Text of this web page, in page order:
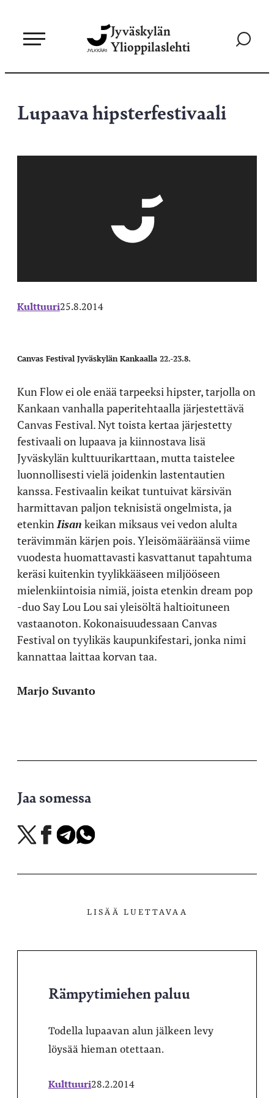
sisältöön
Jyväskylän
Ylioppilaslehti
Siirry
Lupaava hipsterfestivaali
Kulttuuri25.8.2014
Canvas Festival Jyväskylän Kankaalla 22.-23.8.
Kun Flow ei ole enää tarpeeksi hipster, tarjolla on
Kankaan vanhalla paperitehtaalla järjestettävä
Canvas Festival. Nyt toista kertaa järjestetty
festivaali on lupaava ja kiinnostava lisä
Jyväskylän kulttuurikarttaan, mutta taistelee
luonnollisesti vielä joidenkin lastentautien
kanssa. Festivaalin keikat tuntuivat kärsivän
harmittavan paljon teknisistä ongelmista, ja
etenkin Iisan keikan miksaus vei vedon alulta
terävimmän kärjen pois. Yleisömääräänsä viime
vuodesta huomattavasti kasvattanut tapahtuma
keräsi kuitenkin tyylikkääseen miljööseen
mielenkiintoisia nimiä, joista etenkin dream pop
-duo Say Lou Lou sai yleisöltä haltioituneen
vastaanoton. Kokonaisuudessaan Canvas
Festival on tyylikäs kaupunkifestari, jonka nimi
kannattaa laittaa korvan taa.
Marjo Suvanto
Jaa somessa
Jaa
X-
Jaa
Facebookissa
Jaa
Telegramissa
Jaa
WhatsAppissa
LISÄÄ LUETTAVAA
Rämpytimiehen paluu
Todella lupaavan alun jälkeen levy
löysää hieman otettaan.
Kulttuuri28.2.2014